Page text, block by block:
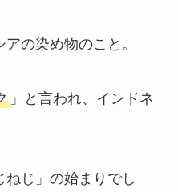
の染め物のこと。
」と言われ、インドネ
じ」の始まりでし